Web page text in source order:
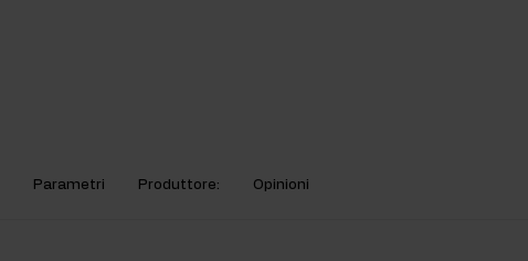
Parametri Produttore: Opinioni